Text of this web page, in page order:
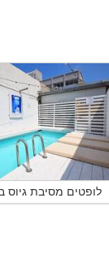
לופטים מסיבת גיוס